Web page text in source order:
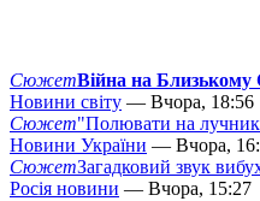
СюжетВійна на Близькому
Новини світу — Вчора, 18:56
Сюжет"Полювати на
Новини України — Вчора,
СюжетЗагадковий звук
Росія новини — Вчора, 15:27